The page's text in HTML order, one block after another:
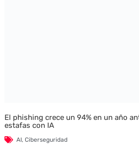
El phishing crece un 94% en un año
estafas con IA
AI, Ciberseguridad